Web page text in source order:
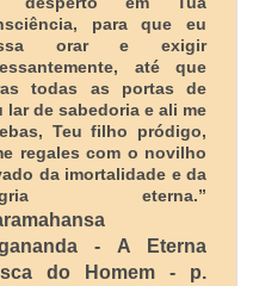
para que eu
orar e exigir
até que
todas as portas de
lar de sabedoria e ali me
Teu filho pródigo,
regales com o novilho
da imortalidade e da
eterna.”
- A Eterna
do Homem - p.